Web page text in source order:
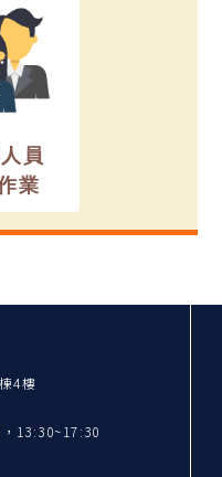
員
業
4樓
13:30~17:30